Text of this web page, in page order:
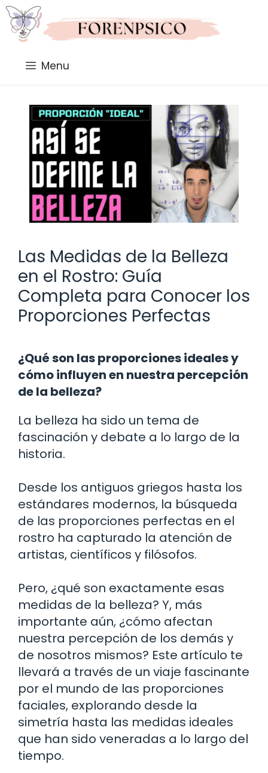
Saltar
al
contenido
Menu
Las Medidas de la Belleza
en el Rostro: Guía
Completa para Conocer los
Proporciones Perfectas
¿Qué son las proporciones ideales y
cómo influyen en nuestra percepción
de la belleza?
La belleza ha sido un tema de
fascinación y debate a lo largo de la
historia.
Desde los antiguos griegos hasta los
estándares modernos, la búsqueda
de las proporciones perfectas en el
rostro ha capturado la atención de
artistas, científicos y filósofos.
Pero, ¿qué son exactamente esas
medidas de la belleza? Y, más
importante aún, ¿cómo afectan
nuestra percepción de los demás y
de nosotros mismos? Este artículo te
llevará a través de un viaje fascinante
por el mundo de las proporciones
faciales, explorando desde la
simetría hasta las medidas ideales
que han sido veneradas a lo largo del
tiempo.